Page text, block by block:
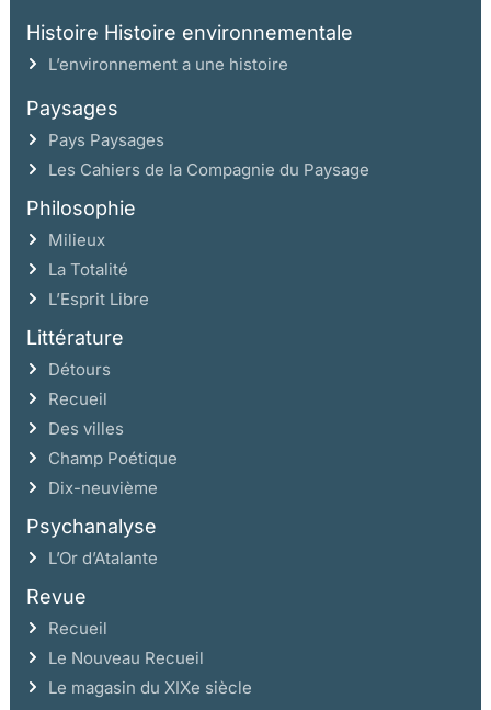
Histoire Histoire environnementale
L’environnement a une histoire
Paysages
Pays Paysages
Les Cahiers de la Compagnie du Paysage
Philosophie
Milieux
La Totalité
L’Esprit Libre
Littérature
Détours
Recueil
Des villes
Champ Poétique
Dix-neuvième
Psychanalyse
L’Or d’Atalante
Revue
Recueil
Le Nouveau Recueil
Le magasin du XIXe siècle